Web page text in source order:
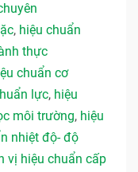
, hiệu chuẩn
thực
chuẩn cơ
lực, hiệu
môi trường, hiệu
nhiệt độ- độ
vị hiệu chuẩn cấp